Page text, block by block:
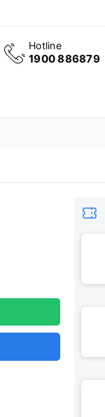
Hotline
1900 886879